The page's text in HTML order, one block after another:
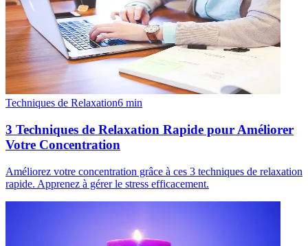
Techniques de Relaxation6 min
3 Techniques de Relaxation Rapide pour Améliorer
Votre Concentration
Améliorez votre concentration grâce à ces 3 techniques de relaxation
rapide. Apprenez à gérer le stress efficacement.